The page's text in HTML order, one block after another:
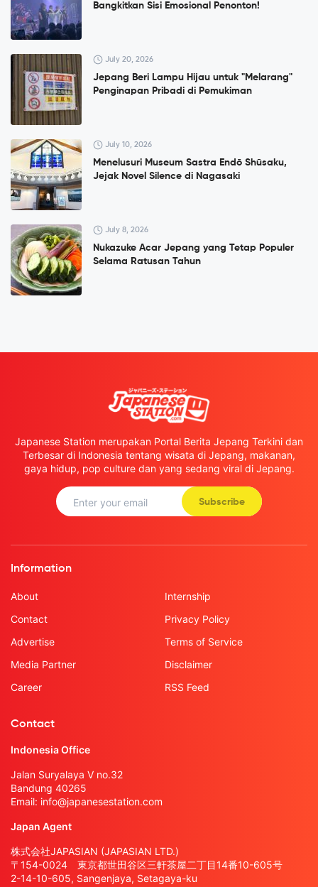
Bangkitkan Sisi Emosional Penonton!
July 20, 2026
Jepang Beri Lampu Hijau untuk "Melarang"
Penginapan Pribadi di Pemukiman
July 10, 2026
Menelusuri Museum Sastra Endō Shūsaku,
Jejak Novel Silence di Nagasaki
July 8, 2026
Nukazuke Acar Jepang yang Tetap Populer
Selama Ratusan Tahun
Japanese Station merupakan Portal Berita Jepang Terkini dan
Terbesar di Indonesia tentang wisata di Jepang, makanan,
gaya hidup, pop culture dan yang sedang viral di Jepang.
Subscribe
Information
About
Contact
Advertise
Media Partner
Career
Internship
Privacy Policy
Terms of Service
Disclaimer
RSS Feed
Contact
Indonesia Office
Jalan Suryalaya V no.32
Bandung 40265
Email: info@japanesestation.com
Japan Agent
株式会社JAPASIAN (JAPASIAN LTD.)
〒154-0024 東京都世田谷区三軒茶屋二丁目14番10-605号
2-14-10-605, Sangenjaya, Setagaya-ku